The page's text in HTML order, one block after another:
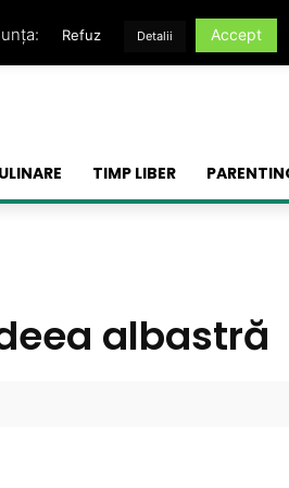
TIMP LIBER
albastră
Refuz Detalii Accept